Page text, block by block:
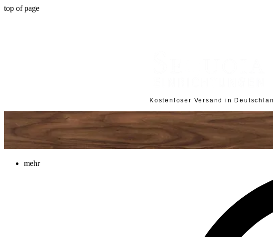
top of page
Kostenloser Versand in
mehr